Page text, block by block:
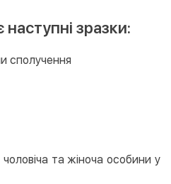
зразки:
сполучення
та жіноча особини у